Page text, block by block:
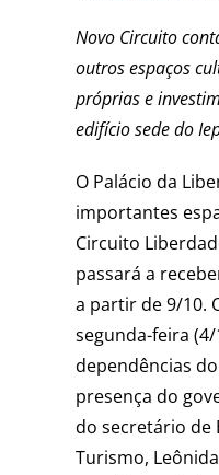
Novo Circuito
outros espaços
próprias e
edifício sede do
O Palácio da
importantes
Circuito
passará a
a partir de 9/10.
segunda-feira
dependências
presença do
do secretário de
Turismo,